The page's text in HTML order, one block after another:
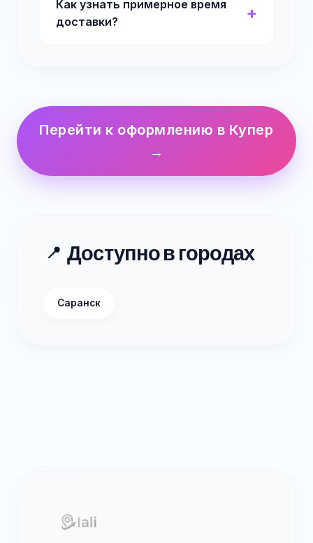
Как узнать примерное время
доставки?
Перейти к оформлению в Купер
→
📍 Доступно в городах
Саранск